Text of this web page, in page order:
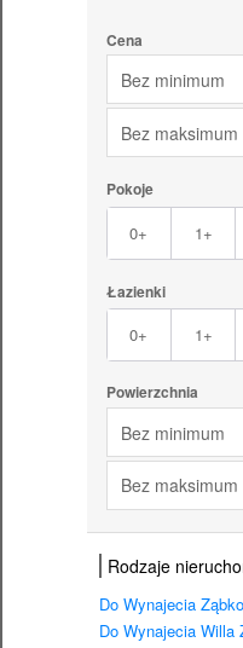
Cena
Bez minimum
Bez maksimum
Pokoje
0+ 1+
Łazienki
0+ 1+
Powierzchnia
Bez minimum
Bez maksimum
Rodzaje
Do Wynajecia
Do Wynajecia Willa